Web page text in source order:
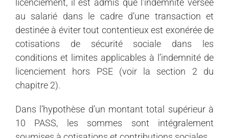
licenciement, il est admis que l’indemnité versée
au salarié dans le cadre d’une transaction et
destinée à éviter tout contentieux est exonérée de
cotisations de sécurité sociale dans les
conditions et limites applicables à l’indemnité de
licenciement hors PSE (voir la section 2 du
chapitre 2).
Dans l’hypothèse d’un montant total supérieur à
10 PASS, les sommes sont intégralement